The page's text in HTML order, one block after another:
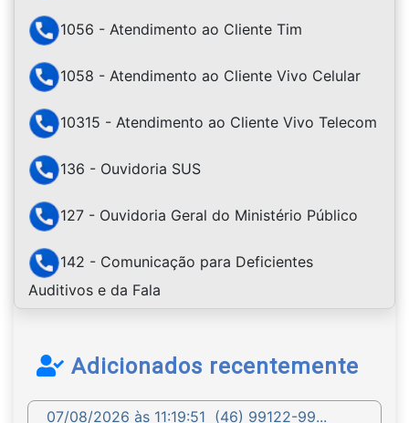
1056 - Atendimento ao Cliente Tim
1058 - Atendimento ao Cliente Vivo Celular
10315 - Atendimento ao Cliente Vivo Telecom
136 - Ouvidoria SUS
127 - Ouvidoria Geral do Ministério Público
142 - Comunicação para Deficientes
Auditivos e da Fala
Adicionados recentemente
07/08/2026 às 11:19:51 (46) 99122-99...